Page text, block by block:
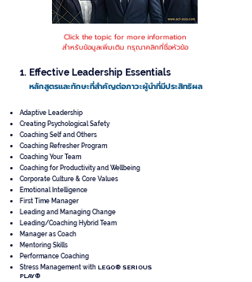
Click the topic for more information
สำหรับข้อมูลเพิ่มเติม กรุณาคลิกที่ชื่อหัวข้อ
1. Effective Leadership Essentials
หลักสูตรและทักษะที่สำคัญต่อภาวะผู้นำที่มีประสิทธิผล
Adaptive Leadership
Creating Psychological Safety
Coaching Self and Others
Coaching Refresher Program
Coaching Your Team
Coaching for Productivity and Wellbeing
Corporate Culture & Core Values
Emotional Intelligence
First Time Manager
Leading and Managing Change
Leading/Coaching Hybrid Team
Manager as Coach
Mentoring Skills
Performance Coaching
Stress Management with LEGO® SERIOUS
PLAY®